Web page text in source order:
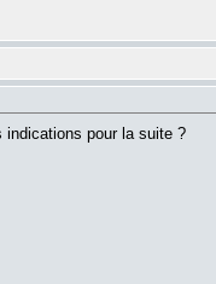
indications pour la suite ?